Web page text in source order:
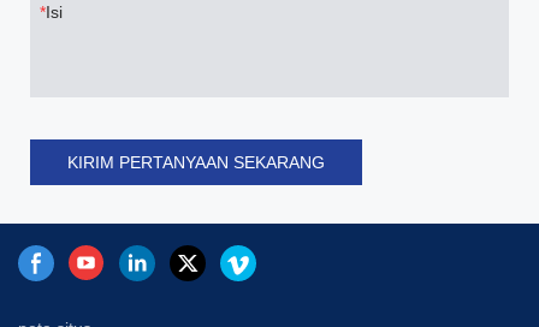
Isi
KIRIM PERTANYAAN SEKARANG